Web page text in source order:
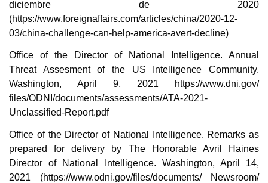
diciembre de 2020
(https://www.foreignaffairs.com/articles/china/2020-12-
03/china-challenge-can-help-america-avert-decline)
Office of the Director of National Intelligence. Annual
Threat Assesment of the US Intelligence Community.
Washington, April 9, 2021 https://www.dni.gov/
files/ODNI/documents/assessments/ATA-2021-
Unclassified-Report.pdf
Office of the Director of National Intelligence. Remarks as
prepared for delivery by The Honorable Avril Haines
Director of National Intelligence. Washington, April 14,
2021 (https://www.odni.gov/files/documents/ Newsroom/